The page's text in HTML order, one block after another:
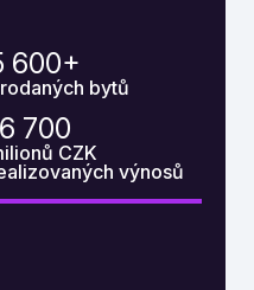
600+
bytů
700
CZK
výnosů